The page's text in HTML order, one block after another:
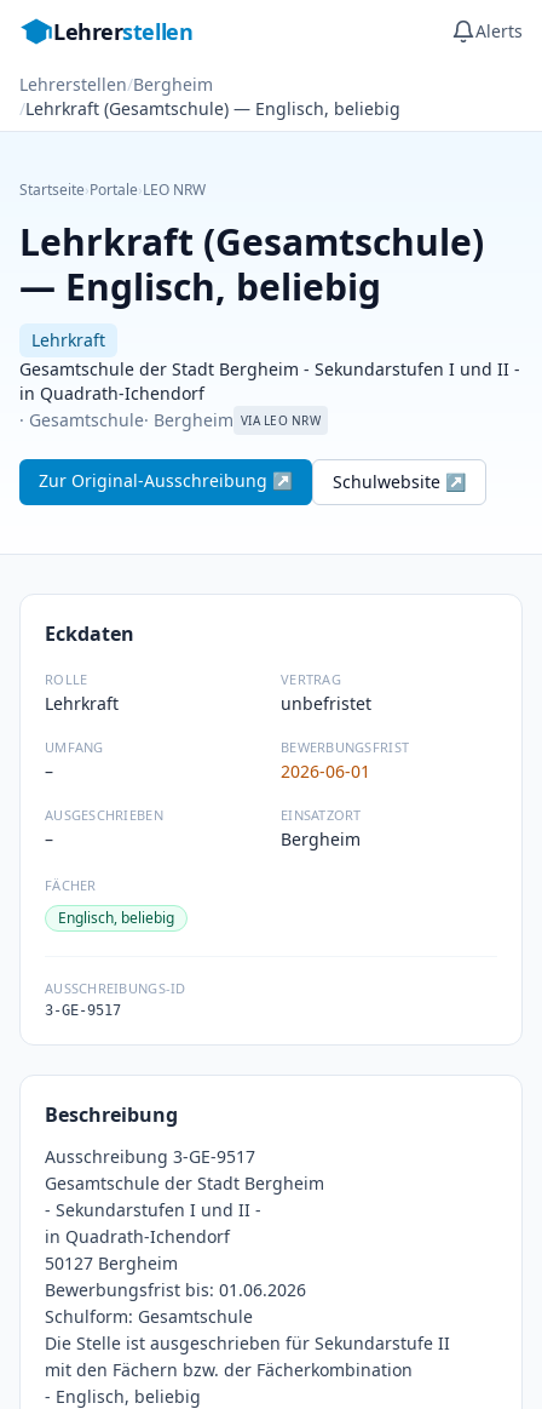
Lehrerstellen Alerts
Lehrerstellen/Bergheim
/Lehrkraft (Gesamtschule) — Englisch, beliebig
Startseite›Portale›LEO NRW
Lehrkraft (Gesamtschule)
— Englisch, beliebig
Lehrkraft
Gesamtschule der Stadt Bergheim - Sekundarstufen I und II -
in Quadrath-Ichendorf
· Gesamtschule· Bergheim VIA LEO NRW
Zur Original-Ausschreibung ↗ Schulwebsite ↗
Eckdaten
ROLLE
Lehrkraft
VERTRAG
unbefristet
UMFANG
–
BEWERBUNGSFRIST
2026-06-01
AUSGESCHRIEBEN
–
EINSATZORT
Bergheim
FÄCHER
Englisch, beliebig
AUSSCHREIBUNGS-ID
3-GE-9517
Beschreibung
Ausschreibung 3-GE-9517
Gesamtschule der Stadt Bergheim
- Sekundarstufen I und II -
in Quadrath-Ichendorf
50127 Bergheim
Bewerbungsfrist bis: 01.06.2026
Schulform: Gesamtschule
Die Stelle ist ausgeschrieben für Sekundarstufe II
mit den Fächern bzw. der Fächerkombination
- Englisch, beliebig